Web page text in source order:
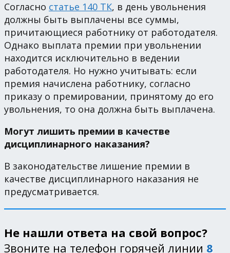
Согласно статье 140 ТК, в день увольнения
должны быть выплачены все суммы,
причитающиеся работнику от работодателя.
Однако выплата премии при увольнении
находится исключительно в ведении
работодателя. Но нужно учитывать: если
премия начислена работнику, согласно
приказу о премировании, принятому до его
увольнения, то она должна быть выплачена.
Могут лишить премии в качестве
дисциплинарного наказания?
В законодательстве лишение премии в
качестве дисциплинарного наказания не
предусматривается.
Не нашли ответа на свой вопрос?
Звоните на телефон горячей линии 8